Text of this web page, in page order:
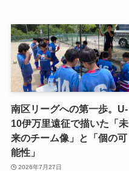
南区リーグへの第一歩。U-
10伊万里遠征で描いた「未
来のチーム像」と「個の可
能性」
2026年7月27日